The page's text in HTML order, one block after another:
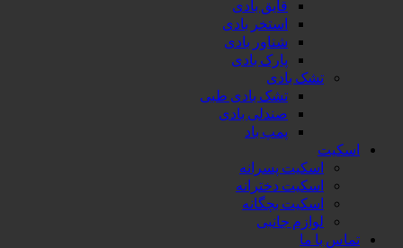
قایق بادی
استخر بادی
شناور بادی
پارک بادی
تشک بادی
تشک بادی طبی
صندلی بادی
پمپ باد
اسکیت
اسکیت پسرانه
اسکیت دخترانه
اسکیت بچگانه
لوازم جانبی
تماس با ما